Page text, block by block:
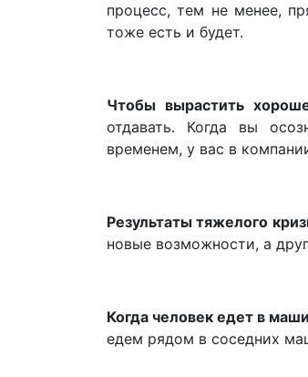
процесс, тем не менее,
тоже есть и будет.
Чтобы вырастить
отдавать. Когда вы
временем, у вас в
Результаты тяжелого
новые возможности, а
Когда человек едет в
едем рядом в соседних